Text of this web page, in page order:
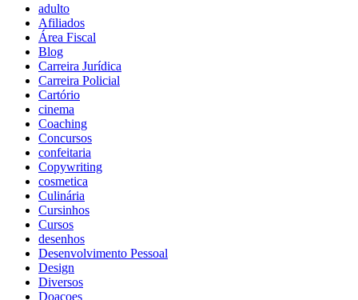
adulto
Afiliados
Área Fiscal
Blog
Carreira Jurídica
Carreira Policial
Cartório
cinema
Coaching
Concursos
confeitaria
Copywriting
cosmetica
Culinária
Cursinhos
Cursos
desenhos
Desenvolvimento Pessoal
Design
Diversos
Doaçoes